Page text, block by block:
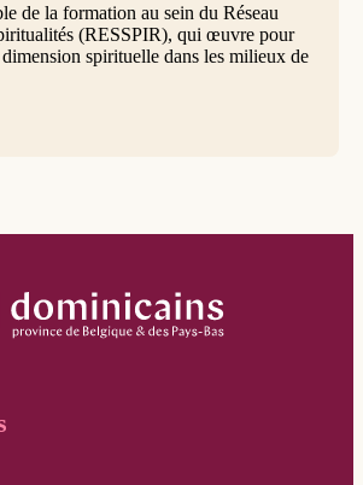
de la formation au sein du Réseau
(RESSPIR), qui œuvre pour
spirituelle dans les milieux de